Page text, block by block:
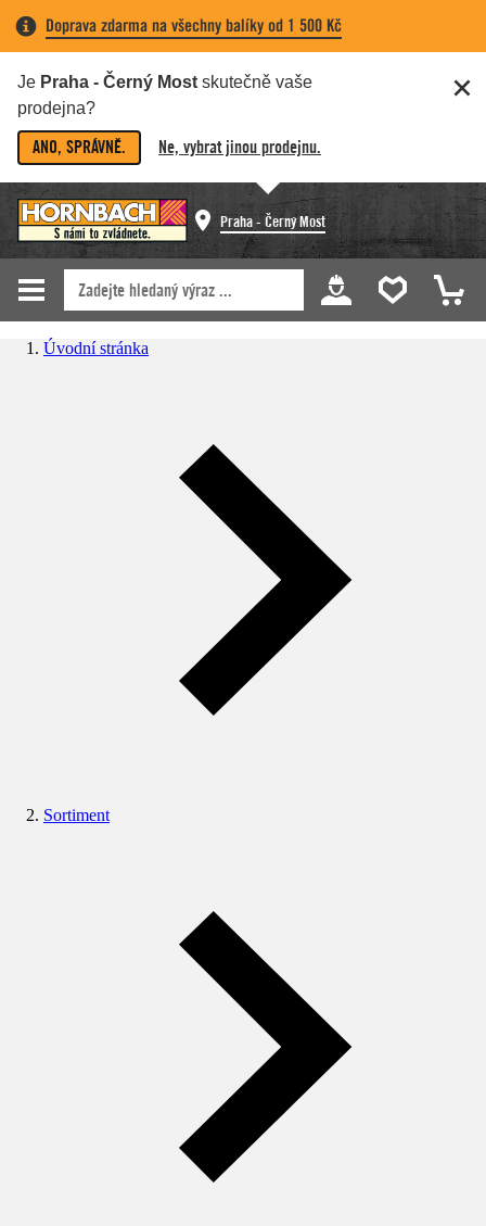
Doprava zdarma na všechny balíky od 1 500 Kč
Je Praha - Černý Most skutečně vaše
prodejna?
ANO, SPRÁVNĚ. Ne, vybrat jinou prodejnu.
Praha - Černý Most
Úvodní stránka
Sortiment